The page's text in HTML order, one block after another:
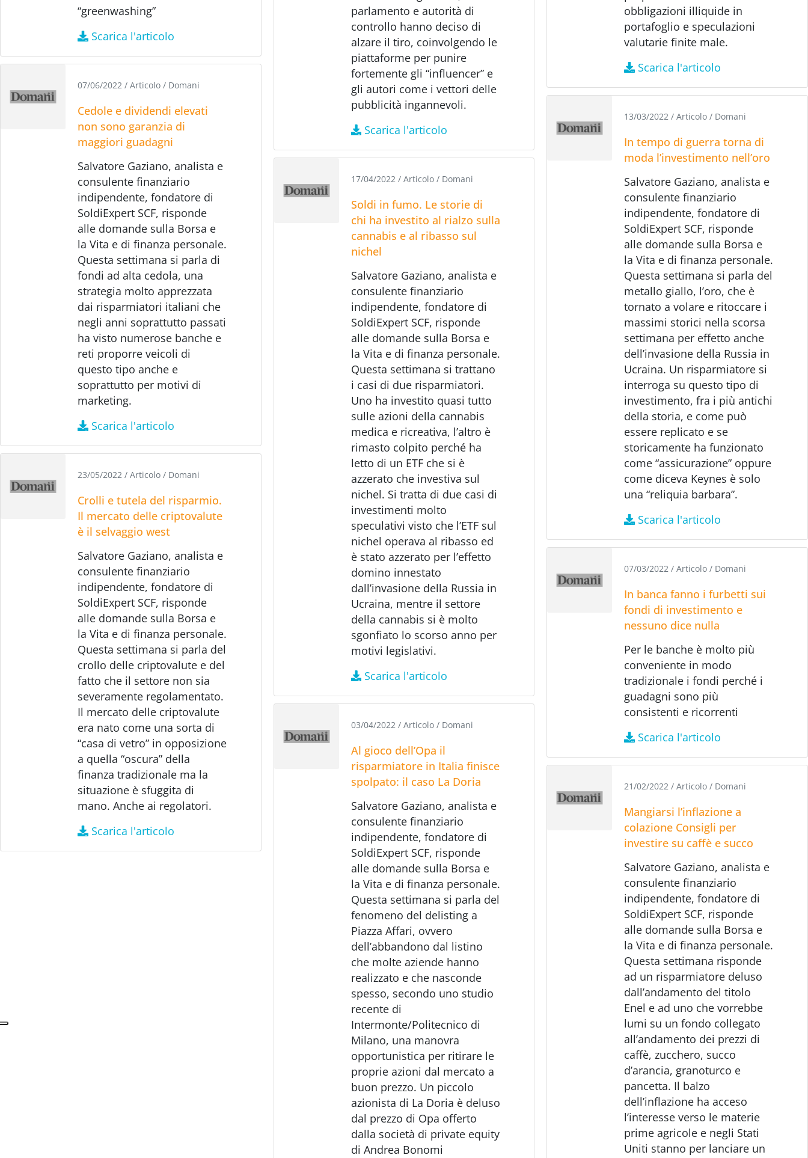
“greenwashing”
Scarica l'articolo
07/06/2022/Articolo/ Domani
Cedole e dividendi elevati
non sono garanzia di
maggiori guadagni
Salvatore Gaziano, analista e
consulente finanziario
indipendente, fondatore di
SoldiExpert SCF, risponde
alle domande sulla Borsa e
la Vita e di finanza personale.
Questa settimana si parla di
fondi ad alta cedola, una
strategia molto apprezzata
dai risparmiatori italiani che
negli anni soprattutto passati
ha visto numerose banche e
reti proporre veicoli di
questo tipo anche e
soprattutto per motivi di
marketing.
Scarica l'articolo
23/05/2022/Articolo/ Domani
Crolli e tutela del risparmio.
Il mercato delle criptovalute
è il selvaggio west
Salvatore Gaziano, analista e
consulente finanziario
indipendente, fondatore di
SoldiExpert SCF, risponde
alle domande sulla Borsa e
la Vita e di finanza personale.
Questa settimana si parla del
crollo delle criptovalute e del
fatto che il settore non sia
severamente regolamentato.
Il mercato delle criptovalute
era nato come una sorta di
“casa di vetro” in opposizione
a quella “oscura” della
finanza tradizionale ma la
situazione è sfuggita di
mano. Anche ai regolatori.
Scarica l'articolo
parlamento e autorità di
controllo hanno deciso di
alzare il tiro, coinvolgendo le
piattaforme per punire
fortemente gli “influencer” e
gli autori come i vettori delle
pubblicità ingannevoli.
Scarica l'articolo
17/04/2022 / Articolo / Domani
Soldi in fumo. Le storie di
chi ha investito al rialzo sulla
cannabis e al ribasso sul
nichel
Salvatore Gaziano, analista e
consulente finanziario
indipendente, fondatore di
SoldiExpert SCF, risponde
alle domande sulla Borsa e
la Vita e di finanza personale.
Questa settimana si trattano
i casi di due risparmiatori.
Uno ha investito quasi tutto
sulle azioni della cannabis
medica e ricreativa, l’altro è
rimasto colpito perché ha
letto di un ETF che si è
azzerato che investiva sul
nichel. Si tratta di due casi di
investimenti molto
speculativi visto che l’ETF sul
nichel operava al ribasso ed
è stato azzerato per l’effetto
domino innestato
dall’invasione della Russia in
Ucraina, mentre il settore
della cannabis si è molto
sgonfiato lo scorso anno per
motivi legislativi.
Scarica l'articolo
03/04/2022 / Articolo / Domani
Al gioco dell’Opa il
risparmiatore in Italia finisce
spolpato: il caso La Doria
Salvatore Gaziano, analista e
consulente finanziario
indipendente, fondatore di
SoldiExpert SCF, risponde
alle domande sulla Borsa e
la Vita e di finanza personale.
Questa settimana si parla del
fenomeno del delisting a
Piazza Affari, ovvero
dell’abbandono dal listino
che molte aziende hanno
realizzato e che nasconde
spesso, secondo uno studio
recente di
Intermonte/Politecnico di
Milano, una manovra
opportunistica per ritirare le
proprie azioni dal mercato a
buon prezzo. Un piccolo
azionista di La Doria è deluso
dal prezzo di Opa offerto
dalla società di private equity
di Andrea Bonomi
obbligazioni illiquide in
portafoglio e speculazioni
valutarie finite male.
Scarica l'articolo
13/03/2022/Articolo/ Domani
In tempo di guerra torna di
moda l’investimento nell’oro
Salvatore Gaziano, analista e
consulente finanziario
indipendente, fondatore di
SoldiExpert SCF, risponde
alle domande sulla Borsa e
la Vita e di finanza personale.
Questa settimana si parla del
metallo giallo, l’oro, che è
tornato a volare e ritoccare i
massimi storici nella scorsa
settimana per effetto anche
dell’invasione della Russia in
Ucraina. Un risparmiatore si
interroga su questo tipo di
investimento, fra i più antichi
della storia, e come può
essere replicato e se
storicamente ha funzionato
come “assicurazione” oppure
come diceva Keynes è solo
una “reliquia barbara”.
Scarica l'articolo
07/03/2022/Articolo/ Domani
In banca fanno i furbetti sui
fondi di investimento e
nessuno dice nulla
Per le banche è molto più
conveniente in modo
tradizionale i fondi perché i
guadagni sono più
consistenti e ricorrenti
Scarica l'articolo
21/02/2022/Articolo/ Domani
Mangiarsi l’inflazione a
colazione Consigli per
investire su caffè e succo
Salvatore Gaziano, analista e
consulente finanziario
indipendente, fondatore di
SoldiExpert SCF, risponde
alle domande sulla Borsa e
la Vita e di finanza personale.
Questa settimana risponde
ad un risparmiatore deluso
dall’andamento del titolo
Enel e ad uno che vorrebbe
lumi su un fondo collegato
all’andamento dei prezzi di
caffè, zucchero, succo
d’arancia, granoturco e
pancetta. Il balzo
dell’inflazione ha acceso
l’interesse verso le materie
prime agricole e negli Stati
Uniti stanno per lanciare un